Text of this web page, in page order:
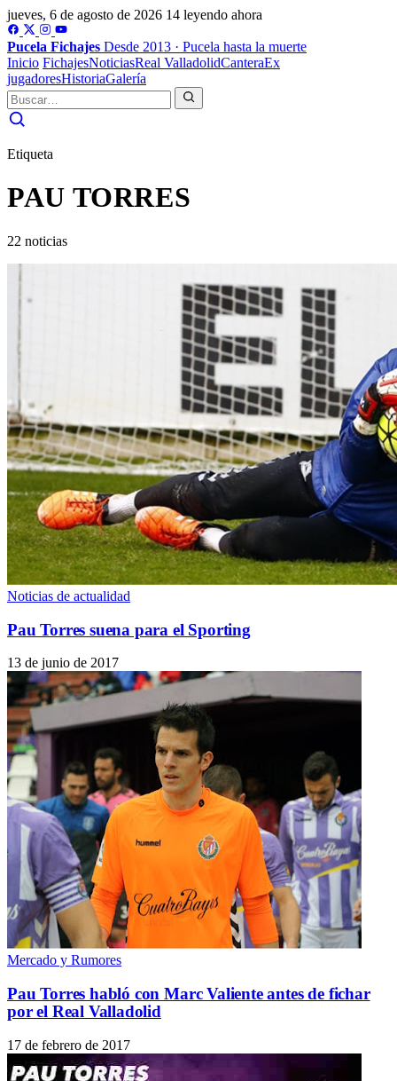
jueves, 6 de agosto de 2026 14 leyendo ahora
Pucela Fichajes Desde 2013 · Pucela hasta la muerte
Inicio FichajesNoticiasReal ValladolidCanteraEx
jugadoresHistoriaGalería
Etiqueta
PAU TORRES
22 noticias
Noticias de actualidad
Pau Torres suena para el Sporting
13 de junio de 2017
Mercado y Rumores
Pau Torres habló con Marc Valiente antes de fichar
por el Real Valladolid
17 de febrero de 2017